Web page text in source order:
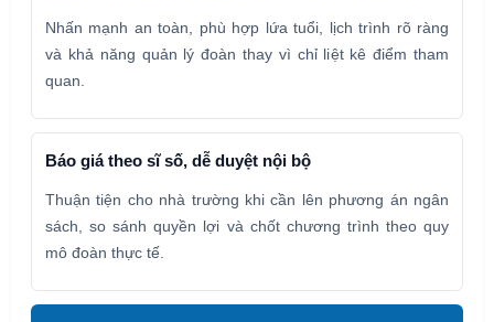
Nhấn mạnh an toàn, phù hợp lứa tuổi, lịch trình rõ ràng
và khả năng quản lý đoàn thay vì chỉ liệt kê điểm tham
quan.
Báo giá theo sĩ số, dễ duyệt nội bộ
Thuận tiện cho nhà trường khi cần lên phương án ngân
sách, so sánh quyền lợi và chốt chương trình theo quy
mô đoàn thực tế.